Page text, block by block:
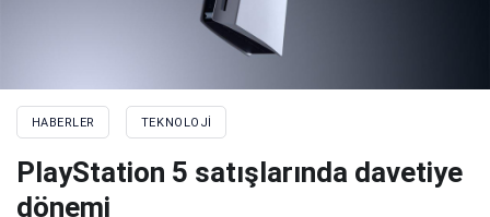
HABERLER TEKNOLOJI
PlayStation 5 satışlarında davetiye
dönemi